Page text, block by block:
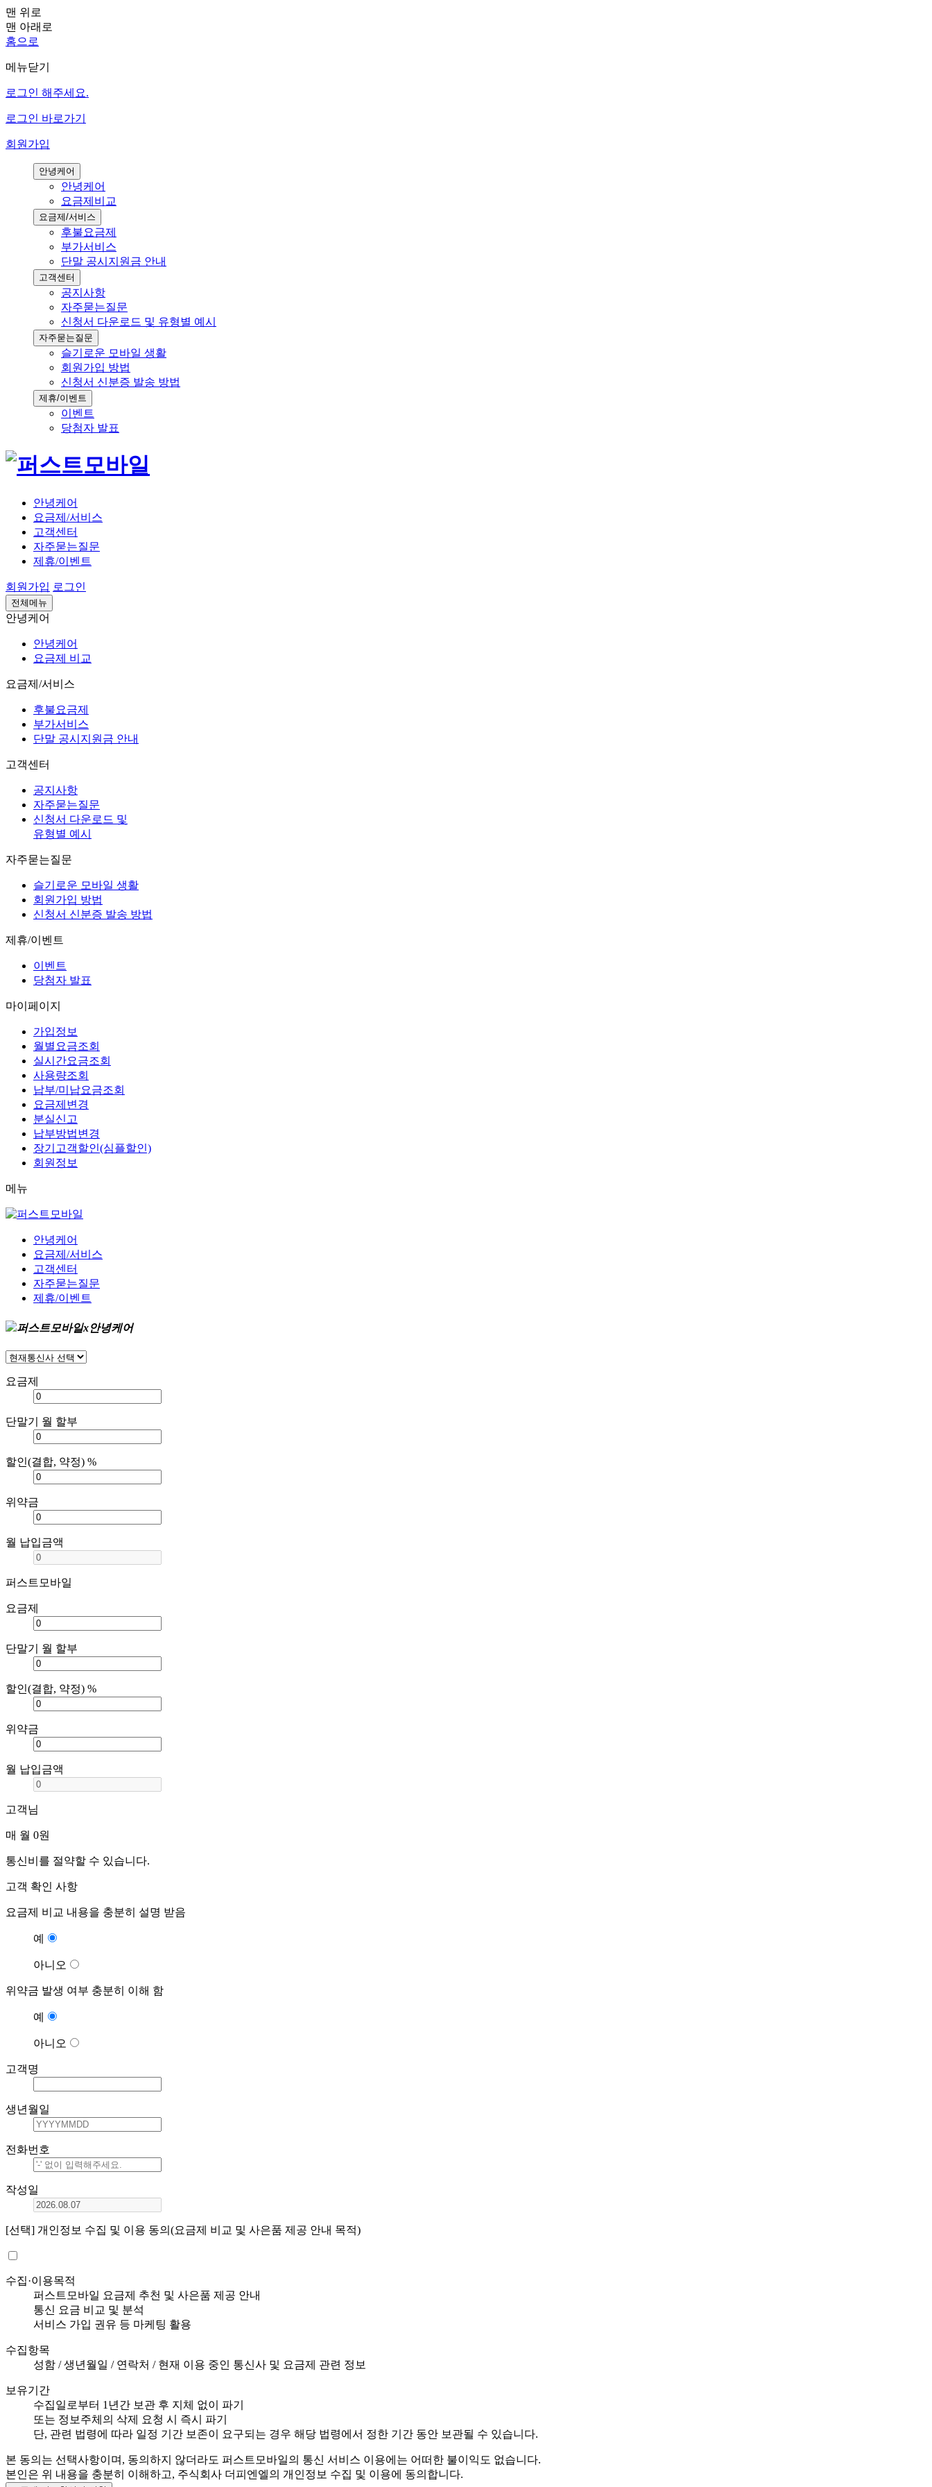
맨 위로
맨 아래로
홈으로
메뉴닫기
로그인 해주세요.
로그인 바로가기
회원가입
안녕케어
안녕케어
요금제비교
요금제/서비스
후불요금제
부가서비스
단말 공시지원금 안내
고객센터
공지사항
자주묻는질문
신청서 다운로드 및 유형별 예시
자주묻는질문
슬기로운 모바일 생활
회원가입 방법
신청서 신분증 발송 방법
제휴/이벤트
이벤트
당첨자 발표
안녕케어
요금제/서비스
고객센터
자주묻는질문
제휴/이벤트
회원가입 로그인
전체메뉴
안녕케어
안녕케어
요금제 비교
요금제/서비스
후불요금제
부가서비스
단말 공시지원금 안내
고객센터
공지사항
자주묻는질문
신청서 다운로드 및
유형별 예시
자주묻는질문
슬기로운 모바일 생활
회원가입 방법
신청서 신분증 발송 방법
제휴/이벤트
이벤트
당첨자 발표
마이페이지
가입정보
월별요금조회
실시간요금조회
사용량조회
납부/미납요금조회
요금제변경
분실신고
납부방법변경
장기고객할인(심플할인)
회원정보
메뉴
안녕케어
요금제/서비스
고객센터
자주묻는질문
제휴/이벤트
퍼스트모바일x안녕케어
요금제
단말기 월 할부
할인(결합, 약정) %
위약금
월 납입금액
퍼스트모바일
요금제
단말기 월 할부
할인(결합, 약정) %
위약금
월 납입금액
고객님
매 월 0원
통신비를 절약할 수 있습니다.
고객 확인 사항
요금제 비교 내용을 충분히 설명 받음
예
아니오
위약금 발생 여부 충분히 이해 함
예
아니오
고객명
생년월일
전화번호
작성일
[선택] 개인정보 수집 및 이용 동의 (요금제 비교 및 사은품 제공 안내 목적)
수집·이용목적
퍼스트모바일 요금제 추천 및 사은품 제공 안내
통신 요금 비교 및 분석
서비스 가입 권유 등 마케팅 활용
수집항목
성함 / 생년월일 / 연락처 / 현재 이용 중인 통신사 및 요금제 관련 정보
보유기간
수집일로부터 1년간 보관 후 지체 없이 파기
또는 정보주체의 삭제 요청 시 즉시 파기
단, 관련 법령에 따라 일정 기간 보존이 요구되는 경우 해당 법령에서 정한 기간 동안 보관될 수 있습니다.
본 동의는 선택사항이며, 동의하지 않더라도 퍼스트모바일의 통신 서비스 이용에는 어떠한 불이익도 없습니다.
본인은 위 내용을 충분히 이해하고, 주식회사 더피엔엘의 개인정보 수집 및 이용에 동의합니다.